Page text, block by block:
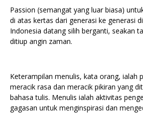
Passion (semangat yang luar biasa)
di atas kertas dari generasi ke generasi
Indonesia datang silih berganti, seakan
ditiup angin zaman.
Keterampilan menulis, kata orang, ialah
meracik rasa dan meracik pikiran yang
bahasa tulis. Menulis ialah aktivitas
gagasan untuk menginspirasi dan